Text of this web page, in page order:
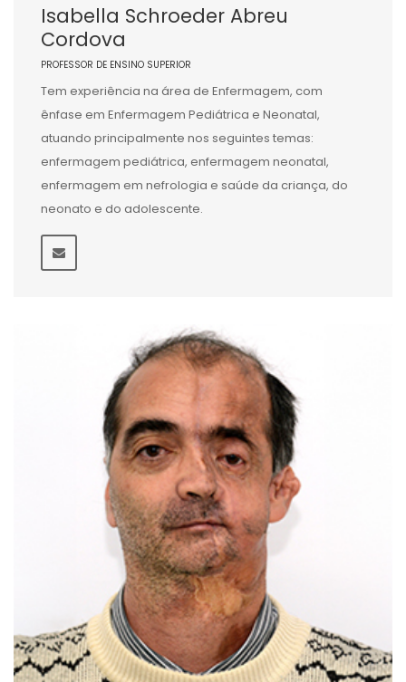
Isabella Schroeder Abreu
Cordova
PROFESSOR DE ENSINO SUPERIOR
Tem experiência na área de Enfermagem, com
ênfase em Enfermagem Pediátrica e Neonatal,
atuando principalmente nos seguintes temas:
enfermagem pediátrica, enfermagem neonatal,
enfermagem em nefrologia e saúde da criança, do
neonato e do adolescente.